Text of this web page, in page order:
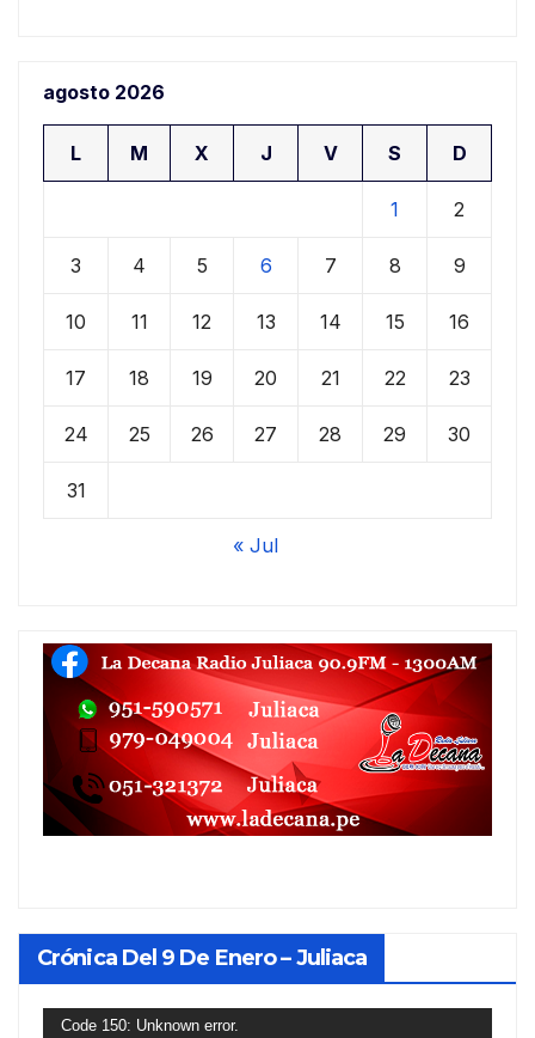
agosto 2026
L M X J V S D
1 2
3 4 5 6 7 8 9
10 11 12 13 14 15 16
17 18 19 20 21 22 23
24 25 26 27 28 29 30
31
« Jul
Crónica Del 9 De Enero – Juliaca
Reproductor
Code 150: Unknown error.